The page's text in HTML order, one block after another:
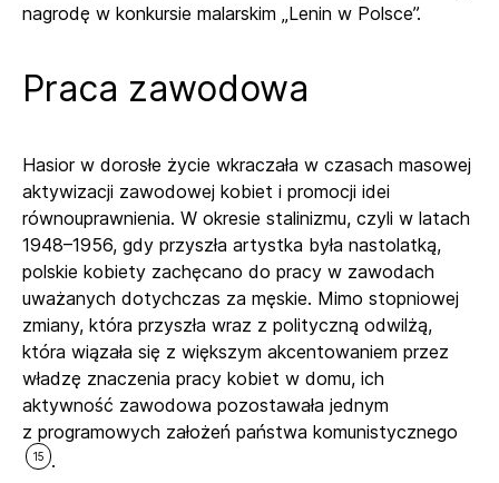
nagrodę w konkursie malarskim „Lenin w Polsce”.
Praca zawodowa
Hasior w dorosłe życie wkraczała w czasach masowej
aktywizacji zawodowej kobiet i promocji idei
równouprawnienia. W okresie stalinizmu, czyli w latach
1948–1956, gdy przyszła artystka była nastolatką,
polskie kobiety zachęcano do pracy w zawodach
uważanych dotychczas za męskie. Mimo stopniowej
zmiany, która przyszła wraz z polityczną odwilżą,
która wiązała się z większym akcentowaniem przez
władzę znaczenia pracy kobiet w domu, ich
aktywność zawodowa pozostawała jednym
z programowych założeń państwa komunistycznego
15
.